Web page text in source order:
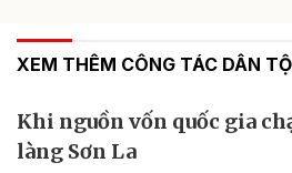
XEM THÊM CÔNG TÁC DÂN
Khi nguồn vốn quốc gia
làng Sơn La